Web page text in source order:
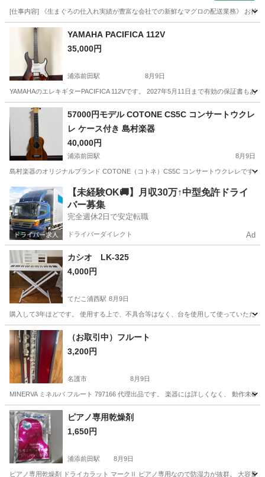
[仕事内容] 《生まぐろの仕入れ実績が豊富な会社での新鮮なマグロの配送業務》 お持
沖縄 糸満市
YAMAHA PACIFICA 112V
35,000円
浦添前田駅 8月9日
YAMAHAのエレキギターPACIFICA 112Vです。 2027年5月11日まで有効の保証書も
沖縄 浦添市 浦添前田駅 PACIFICA
57000円モデル COTONE CS5C コンサートウクレ
レ ケース付き 島村楽器
40,000円
浦添前田駅 8月9日
島村楽器のオリジナルブランド COTONE（コトネ）CS5C コンサートウクレレです
沖縄 中頭郡 浦添前田駅 弦楽器、ギター
【未経験OK🚚】月収30万↑中型免許ドライ
バー募集
完全週休2日で安定転職
ドライバーダイレクト Ad
カシオ LK-325
4,000円
てだこ浦西駅 8月9日
購入して3年ほどです。 使用する上で、不具合等はなく、台を使用して使っていたた
沖縄 沖縄市 てだこ浦西駅 鍵盤楽器、ピアノ
（お取引中）フルート
3,200円
名護市 8月9日
MINERVA ミネルバ フルート 797166 代理出品です。 楽器には詳しくなく、 動作未確
沖縄 名護市 管楽器、笛、ハーモニカ
ピアノ専用乾燥剤
1,650円
浦添前田駅 8月9日
ピアノ専用乾燥剤 ドライカラット マークⅡ ピアノ専用なので防湿力が抜群。 大容量